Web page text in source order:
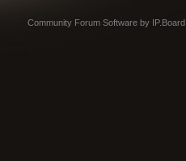
Community Forum Software by IP.Board